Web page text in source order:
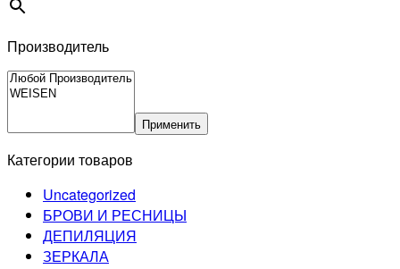
Производитель
Применить
Категории товаров
Uncategorized
БРОВИ И РЕСНИЦЫ
ДЕПИЛЯЦИЯ
ЗЕРКАЛА